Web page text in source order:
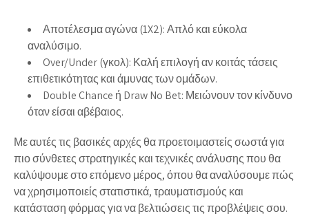
Αποτέλεσμα αγώνα (1X2): Απλό και εύκολα
αναλύσιμο.
Over/Under (γκολ): Καλή επιλογή αν κοιτάς τάσεις
επιθετικότητας και άμυνας των ομάδων.
Double Chance ή Draw No Bet: Μειώνουν τον κίνδυνο
όταν είσαι αβέβαιος.
Με αυτές τις βασικές αρχές θα προετοιμαστείς σωστά για
πιο σύνθετες στρατηγικές και τεχνικές ανάλυσης που θα
καλύψουμε στο επόμενο μέρος, όπου θα αναλύσουμε πώς
να χρησιμοποιείς στατιστικά, τραυματισμούς και
κατάσταση φόρμας για να βελτιώσεις τις προβλέψεις σου.